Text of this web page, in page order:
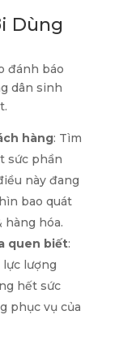
Dùng
đánh báo
dân sinh
hàng: Tìm
sức phần
này đang
bao quát
hàng hóa.
quen biết:
lực lượng
hết sức
phục vụ của